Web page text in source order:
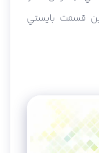
قسمت بايستي